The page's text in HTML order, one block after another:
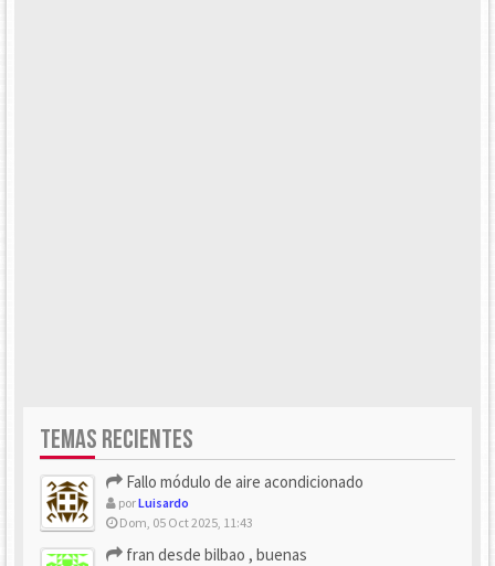
TEMAS RECIENTES
Fallo módulo de aire acondicionado
porLuisardo
Dom, 05 Oct 2025, 11:43
fran desde bilbao , buenas